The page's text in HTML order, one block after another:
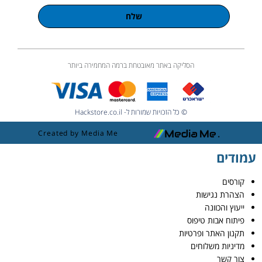
שלח
הסליקה באתר מאובטחת ברמה המחמירה ביותר
© כל הזכויות שמורות ל- Hackstore.co.il
Created by Media Me
עמודים
קורסים
הצהרת נגישות
ייעוץ והכוונה
פיתוח אבות טיפוס
תקנון האתר ופרטיות
מדיניות משלוחים
צור קשר